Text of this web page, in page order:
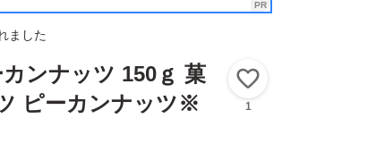
ました
ンナッツ 150ｇ 菓
ピーカンナッツ※
1